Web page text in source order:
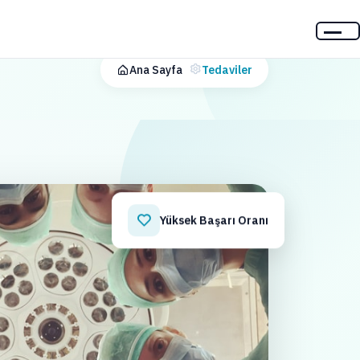
Ana Sayfa Tedaviler
Yüksek Başarı Oranı